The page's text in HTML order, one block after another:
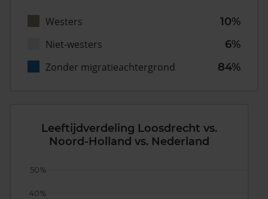
Westers
10%
Niet-westers
6%
Zonder migratieachtergrond
84%
Leeftijdverdeling Loosdrecht vs.
Noord-Holland vs. Nederland
40%
50%